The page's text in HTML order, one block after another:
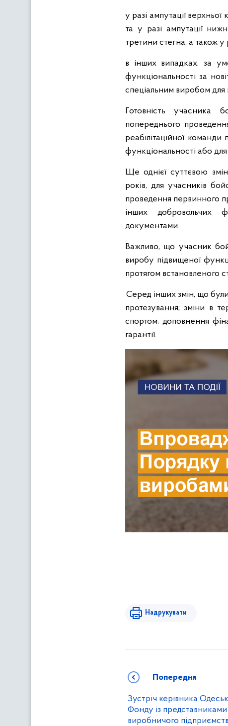
у разі ампутації верхньої
та у разі ампутації
третини стегна, а також у
в інших випадках, за
функціональності за
спеціальним виробом для
Готовність учасника
попереднього
реабілітаційної
функціональності або
Ще однієї суттєвою
років, для учасників
проведення первинного
інших добровольчих
документами.
Важливо, що учасник
виробу підвищеної
протягом встановленого
Серед інших змін, що
протезування; зміни в
спортом; доповнення
гарантії.
Надрукувати
Попередня
Зустріч керівника
Фонду із
виробничого